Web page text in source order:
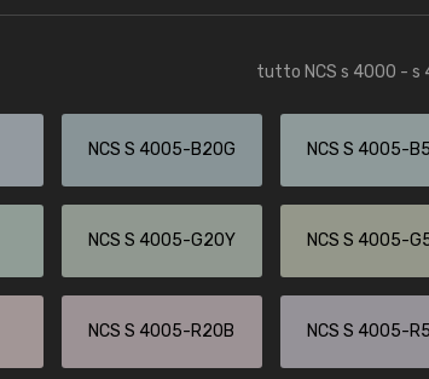
tutto NCS s 4000 - s
NCS S 4005-B20G NCS S 4005-
NCS S 4005-G20Y NCS S 4005-
NCS S 4005-R20B NCS S 4005-